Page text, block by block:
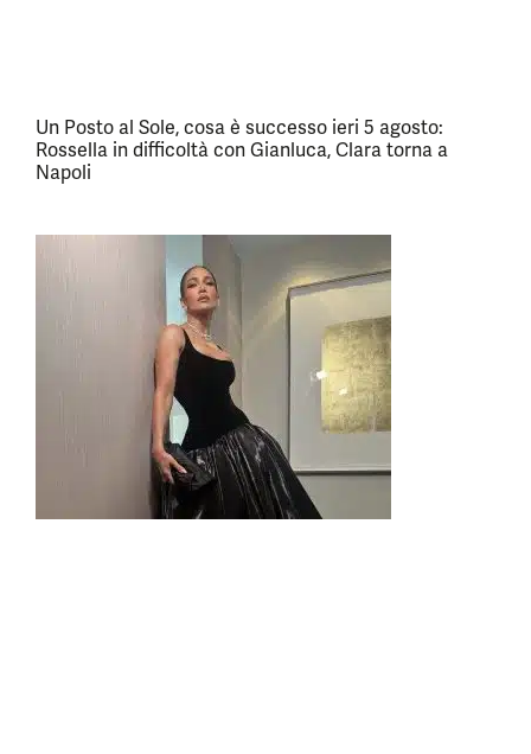
Un Posto al Sole, cosa è successo ieri 5 agosto:
Rossella in difficoltà con Gianluca, Clara torna a
Napoli